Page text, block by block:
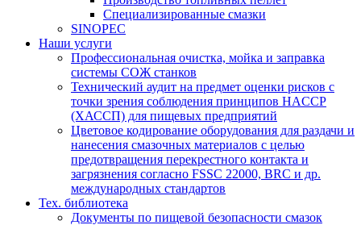
Специализированные смазки
SINOPEC
Наши услуги
Профессиональная очистка, мойка и заправка
системы СОЖ станков
Технический аудит на предмет оценки рисков с
точки зрения соблюдения принципов HACCP
(ХАССП) для пищевых предприятий
Цветовое кодирование оборудования для раздачи и
нанесения смазочных материалов с целью
предотвращения перекрестного контакта и
загрязнения согласно FSSC 22000, BRC и др.
международных стандартов
Тех. библиотека
Документы по пищевой безопасности смазок